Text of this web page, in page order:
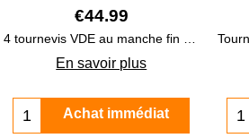
€44.99
En savoir plus
Achat immédiat